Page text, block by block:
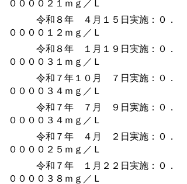
００００２１ｍｇ／Ｌ
令和８年 ４月１５日実施：０．
００００１２ｍｇ／Ｌ
令和８年 １月１９日実施：０．
００００３１ｍｇ／Ｌ
令和７年１０月 ７日実施：０．
００００３４ｍｇ／Ｌ
令和７年 ７月 ９日実施：０．
００００３４ｍｇ／Ｌ
令和７年 ４月 ２日実施：０．
００００２５ｍｇ／Ｌ
令和７年 １月２２日実施：０．
００００３８ｍｇ／Ｌ